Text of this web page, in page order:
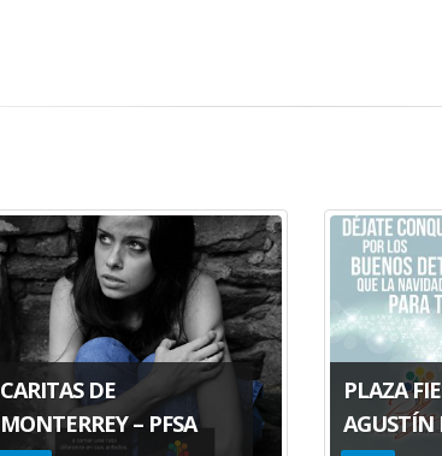
CARITAS DE
MONTERREY – PFSA
PLAZA
AGUSTÍN